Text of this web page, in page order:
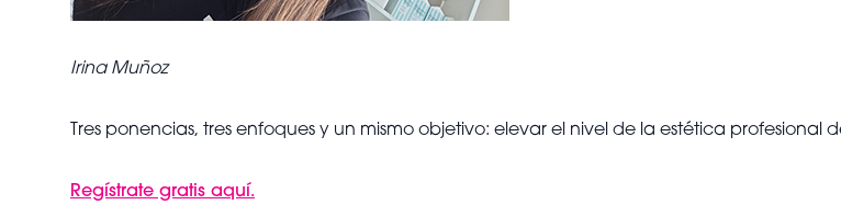
Irina Muñoz
Tres ponencias, tres enfoques y un mismo objetivo: elevar el nivel de la estética
Regístrate gratis aquí.